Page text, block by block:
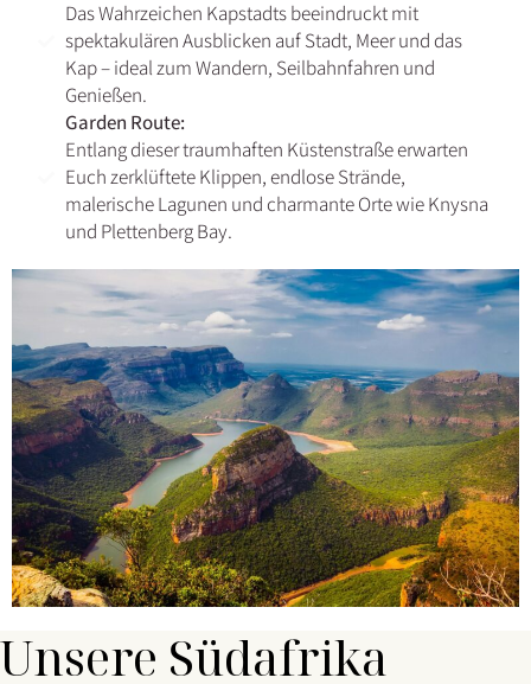
Das Wahrzeichen Kapstadts beeindruckt mit
spektakulären Ausblicken auf Stadt, Meer und das
Kap – ideal zum Wandern, Seilbahnfahren und
Genießen.
Garden Route:
Entlang dieser traumhaften Küstenstraße erwarten
Euch zerklüftete Klippen, endlose Strände,
malerische Lagunen und charmante Orte wie Knysna
und Plettenberg Bay.
Unsere Südafrika